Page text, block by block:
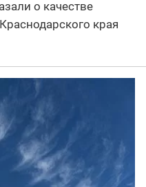
о качестве
края